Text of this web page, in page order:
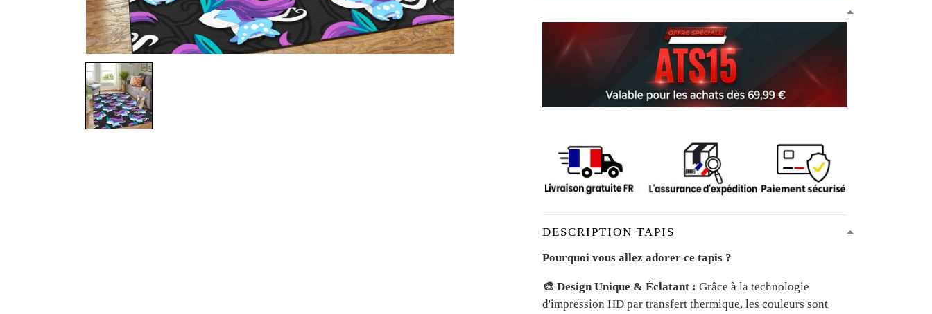
DESCRIPTION TAPIS
Pourquoi vous allez adorer ce tapis ?
🎨 Design Unique & Éclatant : Grâce à la technologie
d'impression HD par transfert thermique, les couleurs sont